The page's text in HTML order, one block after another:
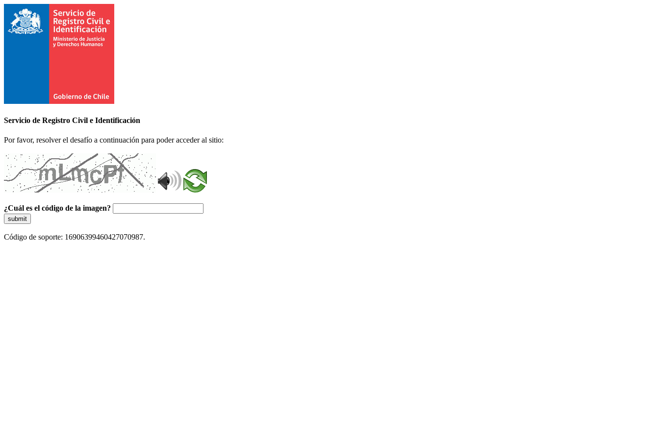
Servicio de Registro Civil e Identificación
Por favor, resolver el desafío a continuación para poder acceder al sitio:
¿Cuál es el código de la imagen?
submit
Código de soporte: 16906399460427070987.